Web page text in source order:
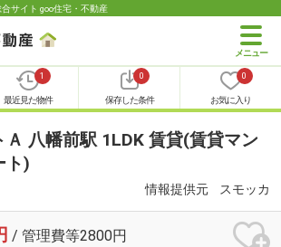
サイト goo住宅・不動産
1
最近見た物件
0
保存した条件
0
お気に入り
八幡前駅 1LDK 賃貸(賃貸マン
ト)
情報提供元 スモッカ
/ 管理費等2800円